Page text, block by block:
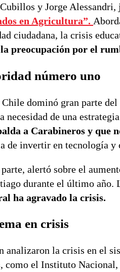
y Jorge
en Agricultura”.
ciudadana, la crisis
preocupación por el
número uno
dominó gran parte
necesidad de una
a Carabineros y que
de invertir en tecnología
alertó sobre el
durante el último año.
ha agravado la crisis.
en crisis
analizaron la crisis en el
como el Instituto